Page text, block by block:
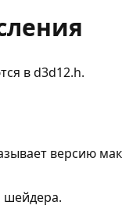
в d3d12.h.
версию
шейдера.